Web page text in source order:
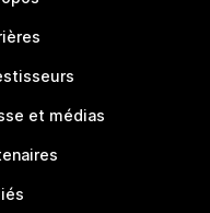
et médias